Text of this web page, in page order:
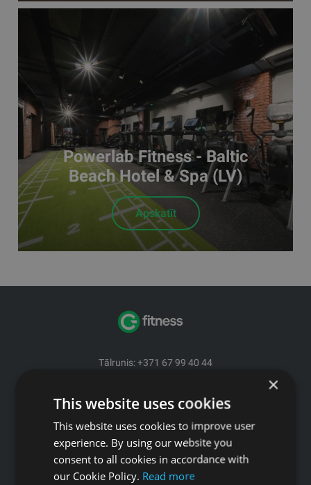
Powerlab Fitness - Baltic
Beach Hotel & Spa (LV)
Apskatīt
Tālrunis: +371 67 99 40 44
SIA G Kolizejs
Reģ.Nr. 44103017158 PVN Nr. LV44103017158
A/S SEB Banka LV92UNLA0004007467819 , SWIFT: UNLALV2X
GFITNESS JAUNUMI TAVĀ E-PASTĀ
×
This website uses cookies
This website uses cookies to improve user
experience. By using our website you
consent to all cookies in accordance with
our Cookie Policy. Read more